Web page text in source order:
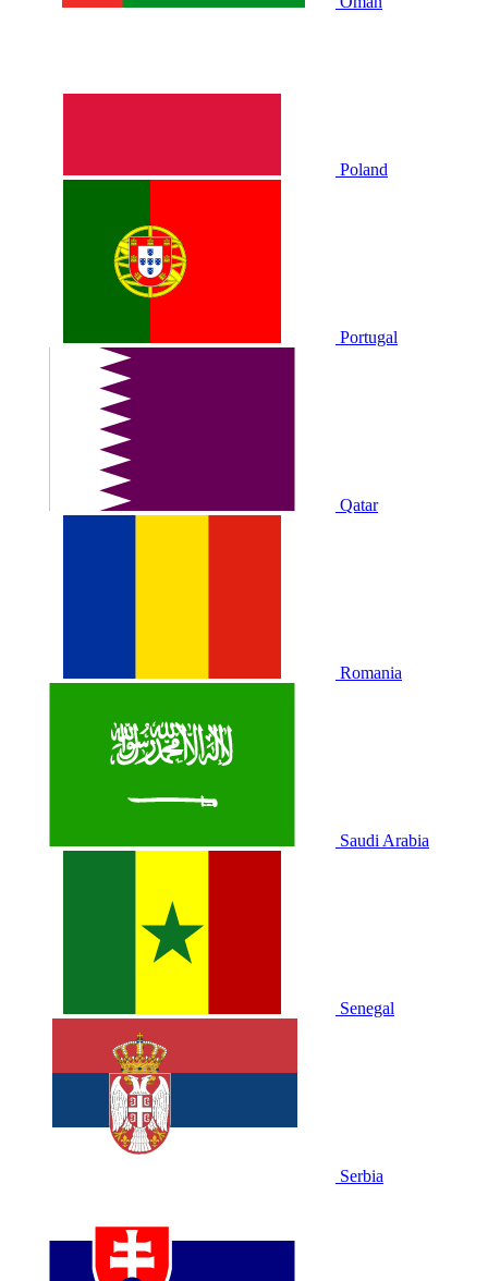
Poland
Portugal
Qatar
Romania
Saudi Arabia
Senegal
Serbia